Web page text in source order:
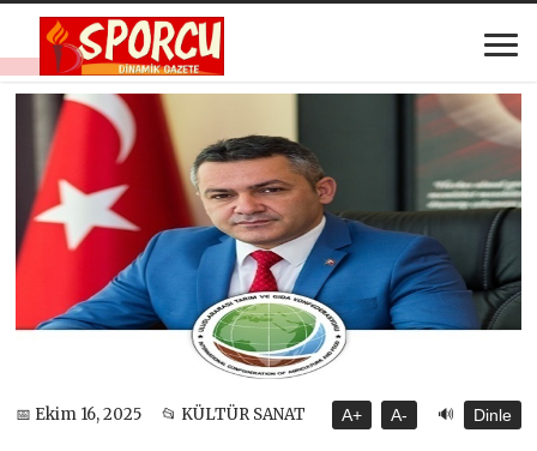
📅 Ekim 16, 2025 📂 KÜLTÜR SANAT A+ A- 🔊 Dinle